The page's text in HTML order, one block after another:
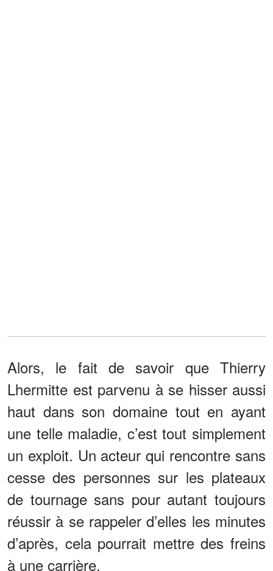
Alors, le fait de savoir que Thierry
Lhermitte est parvenu à se hisser aussi
haut dans son domaine tout en ayant
une telle maladie, c’est tout simplement
un exploit. Un acteur qui rencontre sans
cesse des personnes sur les plateaux
de tournage sans pour autant toujours
réussir à se rappeler d’elles les minutes
d’après, cela pourrait mettre des freins
à une carrière.